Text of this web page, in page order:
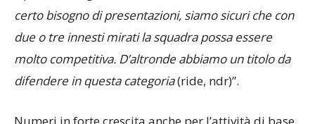
squadra sarà guidata da mister Maino, che non ha
certo bisogno di presentazioni, siamo sicuri che con
due o tre innesti mirati la squadra possa essere
molto competitiva. D’altronde abbiamo un titolo da